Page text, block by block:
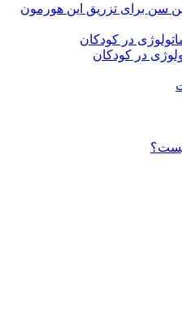
سن برای تزریق این هورمون
در کودکان